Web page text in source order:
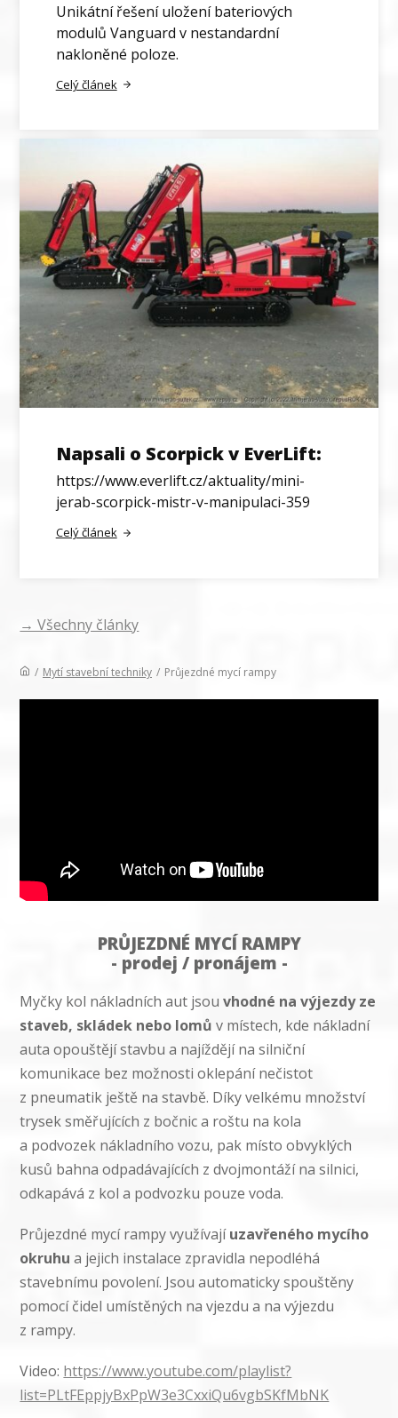
Unikátní řešení uložení bateriových
modulů Vanguard v nestandardní
nakloněné poloze.
Celý článek
Napsali o Scorpick v EverLift:
https://www.everlift.cz/aktuality/mini-
jerab-scorpick-mistr-v-manipulaci-359
Celý článek
→ Všechny články
/ Mytí stavební techniky / Průjezdné mycí rampy
PRŮJEZDNÉ MYCÍ RAMPY
- prodej / pronájem -
Myčky kol nákladních aut jsouvhodné na výjezdy ze
staveb, skládek nebo lomů v místech, kde nákladní
auta opouštějí stavbu a najíždějí na silniční
komunikace bez možnosti oklepání nečistot
z pneumatik ještě na stavbě. Díky velkému množství
trysek směřujících z bočnic a roštu na kola
a podvozek nákladního vozu, pak místo obvyklých
kusů bahna odpadávajících z dvojmontáží na silnici,
odkapává z kol a podvozku pouze voda.
Průjezdné mycí rampy využívajíuzavřeného mycího
okruhu a jejich instalace zpravidla nepodléhá
stavebnímu povolení. Jsou automaticky spouštěny
pomocí čidel umístěných na vjezdu a na výjezdu
z rampy.
Video: https://www.youtube.com/playlist?
list=PLtFEppjyBxPpW3e3CxxiQu6vgbSKfMbNK